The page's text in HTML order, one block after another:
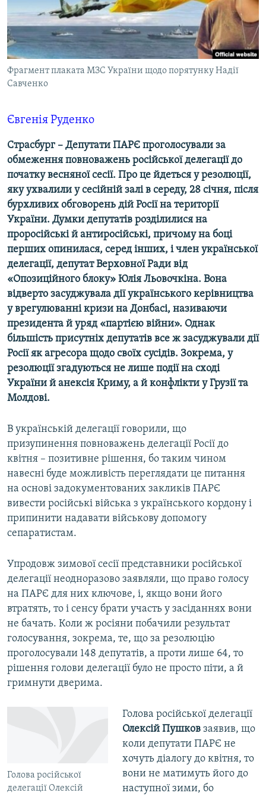
ВІДЕОУРОКИ «ELIFBE»
СВІДЧЕННЯ ОКУПАЦІЇ
УКРАЇНСЬКА ПРОБЛЕМА КРИМУ
ІНФОГРАФІКА
Qırımtatar
ДОЛУЧАЙСЯ!
Фрагмент плаката МЗС України щодо порятунку Надії
Савченко
Євгенія Руденко
Страсбург – Депутати ПАРЄ проголосували за
обмеження повноважень російської делегації до
початку весняної сесії. Про це йдеться у резолюції,
яку ухвалили у сесійній залі в середу, 28 січня, після
бурхливих обговорень дій Росії на території
України. Думки депутатів розділилися на
проросійські й антиросійські, причому на боці
перших опинилася, серед інших, і член української
делегації, депутат Верховної Ради від
«Опозиційного блоку» Юлія Льовочкіна. Вона
відверто засуджувала дії українського керівництва
у врегулюванні кризи на Донбасі, називаючи
президента й уряд «партією війни». Однак
більшість присутніх депутатів все ж засуджували дії
Росії як агресора щодо своїх сусідів. Зокрема, у
резолюції згадуються не лише події на сході
України й анексія Криму, а й конфлікти у Грузії та
Молдові.
В українській делегації говорили, що
призупинення повноважень делегації Росії до
квітня – позитивне рішення, бо таким чином
навесні буде можливість переглядати це питання
на основі задокументованих закликів ПАРЄ
вивести російські війська з українського кордону і
припинити надавати військову допомогу
сепаратистам.
Упродовж зимової сесії представники російської
делегації неодноразово заявляли, що право голосу
на ПАРЄ для них ключове, і, якщо вони його
втратять, то і сенсу брати участь у засіданнях вони
не бачать. Коли ж росіяни побачили результат
голосування, зокрема, те, що за резолюцію
проголосували 148 депутатів, а проти лише 64, то
рішення голови делегації було не просто піти, а й
гримнути дверима.
Голова російської
делегації Олексій
Голова російської делегації
Олексій Пушковзаявив, що
коли депутати ПАРЄ не
хочуть діалогу до квітня, то
вони не матимуть його до
наступної зими, бо